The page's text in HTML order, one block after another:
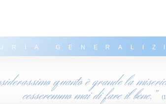
quanto è grande la
cesseremmo mai di fare il bene.”